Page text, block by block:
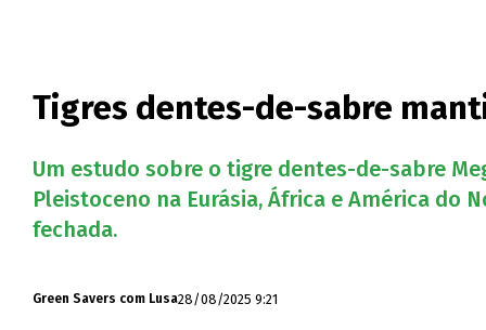
Tigres dentes-de-sabre
Um estudo sobre o tigre dentes-de-sabre
Pleistoceno na Eurásia, África e América
fechada.
Green Savers com Lusa28/08/2025 9:21